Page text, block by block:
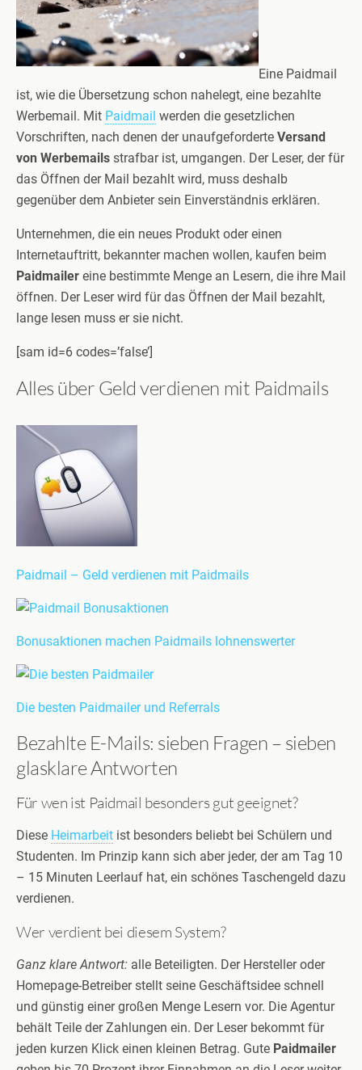
Eine Paidmail
ist, wie die Übersetzung schon nahelegt, eine bezahlte
Werbemail. Mit Paidmail werden die gesetzlichen
Vorschriften, nach denen der unaufgeforderte Versand
von Werbemails strafbar ist, umgangen. Der Leser, der für
das Öffnen der Mail bezahlt wird, muss deshalb
gegenüber dem Anbieter sein Einverständnis erklären.
Unternehmen, die ein neues Produkt oder einen
Internetauftritt, bekannter machen wollen, kaufen beim
Paidmailer eine bestimmte Menge an Lesern, die ihre Mail
öffnen. Der Leser wird für das Öffnen der Mail bezahlt,
lange lesen muss er sie nicht.
[sam id=6 codes=’false’]
Alles über Geld verdienen mit Paidmails
Paidmail – Geld verdienen mit Paidmails
Bonusaktionen machen Paidmails lohnenswerter
Die besten Paidmailer und Referrals
Bezahlte E-Mails: sieben Fragen – sieben
glasklare Antworten
Für wen ist Paidmail besonders gut geeignet?
Diese Heimarbeit ist besonders beliebt bei Schülern und
Studenten. Im Prinzip kann sich aber jeder, der am Tag 10
– 15 Minuten Leerlauf hat, ein schönes Taschengeld dazu
verdienen.
Wer verdient bei diesem System?
Ganz klare Antwort: alle Beteiligten. Der Hersteller oder
Homepage-Betreiber stellt seine Geschäftsidee schnell
und günstig einer großen Menge Lesern vor. Die Agentur
behält Teile der Zahlungen ein. Der Leser bekommt für
jeden kurzen Klick einen kleinen Betrag. Gute Paidmailer